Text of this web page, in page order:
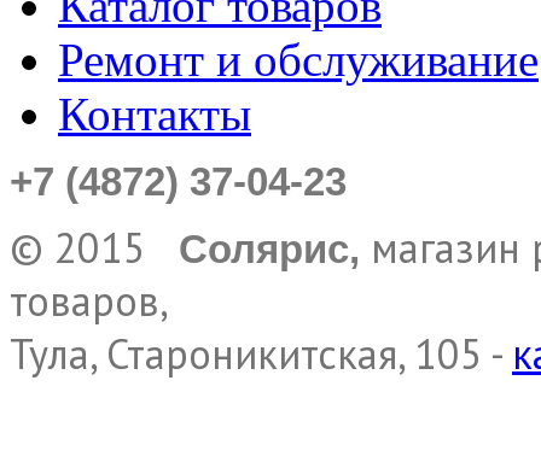
Ремонт и обслуживание
Контакты
+7 (4872) 37-04-23
© 2015 Солярис, магазин
товаров,
Тула, Староникитская, 105 -